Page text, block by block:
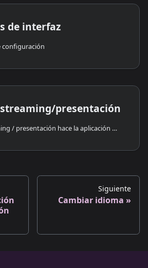
de interfaz
configuración
presentación
El modo de streaming / presentación hace la aplicación más visualmente privada. In this mode, Cwtch will not display auxiliary information like Cwtch addresses and other sensitive information on the main screens.
Siguiente
Cambiar idioma